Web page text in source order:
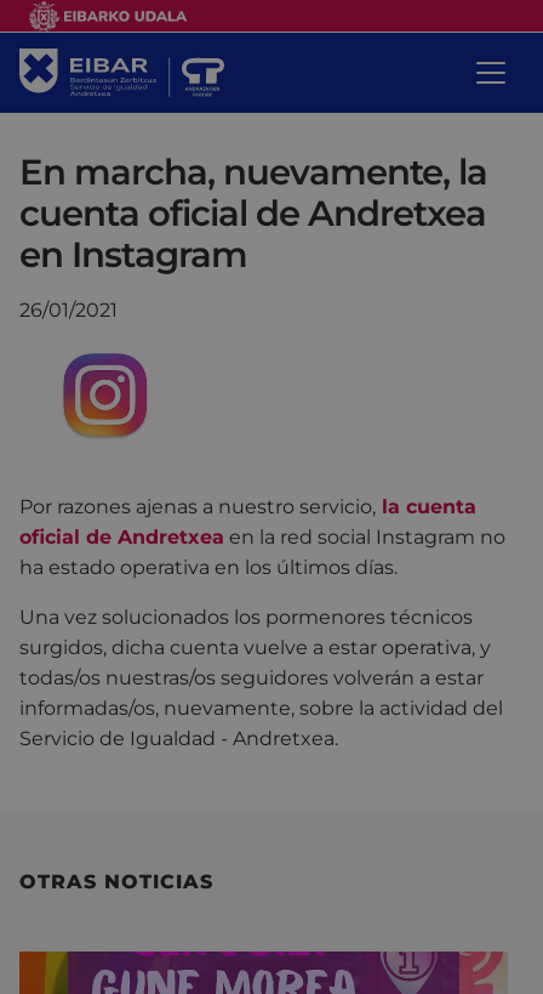
En marcha, nuevamente, la
cuenta oficial de Andretxea
en Instagram
26/01/2021
Por razones ajenas a nuestro servicio, la cuenta
oficial de Andretxea en la red social Instagram no
ha estado operativa en los últimos días.
Una vez solucionados los pormenores técnicos
surgidos, dicha cuenta vuelve a estar operativa, y
todas/os nuestras/os seguidores volverán a estar
informadas/os, nuevamente, sobre la actividad del
Servicio de Igualdad - Andretxea.
OTRAS NOTICIAS